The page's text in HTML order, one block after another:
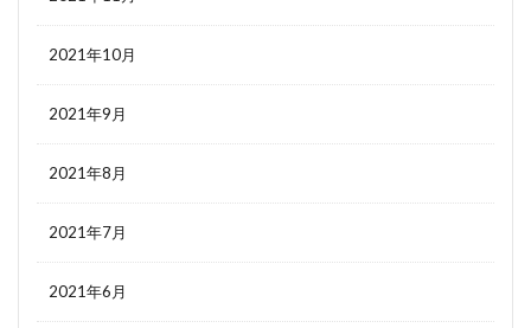
2021年10月
2021年9月
2021年8月
2021年7月
2021年6月